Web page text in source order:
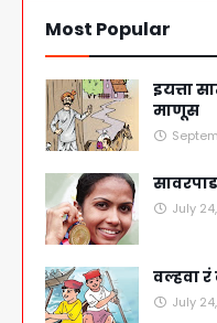
Most Popular
इयत्ता
माणूस
July
वल्हवा रं
July